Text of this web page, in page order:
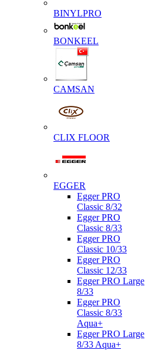
BINYLPRO
BONKEEL
CAMSAN
CLIX FLOOR
EGGER
Egger PRO
Classic 8/32
Egger PRO
Classic 8/33
Egger PRO
Classic 10/33
Egger PRO
Classic 12/33
Egger PRO Large
8/33
Egger PRO
Classic 8/33
Aqua+
Egger PRO Large
8/33 Aqua+